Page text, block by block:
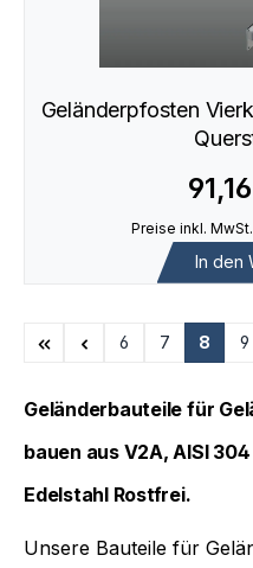
Geländerpfosten
Preise inkl.
In den
Seite
6
Seite
7
Seite
8 9
Geländerbauteile für
bauen aus V2A, AISI
Edelstahl Rostfrei.
Unsere Bauteile für